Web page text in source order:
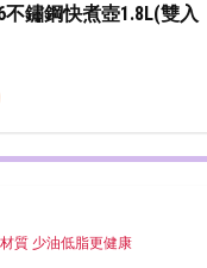
不鏽鋼快煮壺1.8L(雙入
質 少油低脂更健康